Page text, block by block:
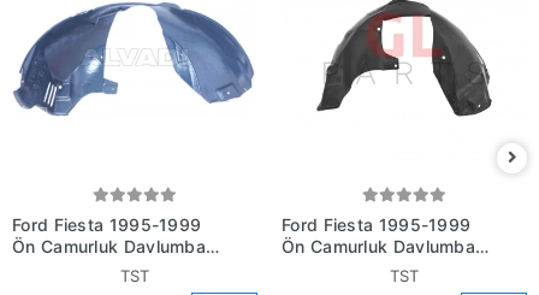
Ford Fiesta 1995-1999
Ön Çamurluk Davlumbazı
TST
Ford Fiesta 1995-1999
Ön Çamurluk Davlumbazı
Sağ (Oem No:TST